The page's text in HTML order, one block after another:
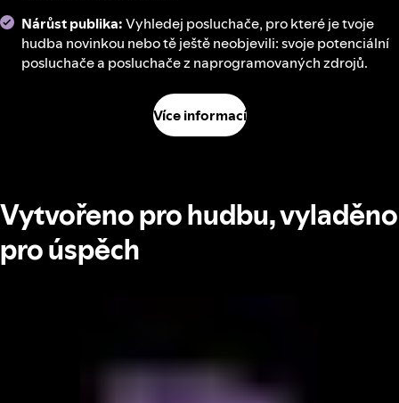
Nárůst publika:Vyhledej posluchače, pro které je tvoje
hudba novinkou nebo tě ještě neobjevili: svoje potenciální
posluchače a posluchače z naprogramovaných zdrojů.
Více informací
Vytvořeno pro hudbu, vyladěno
pro úspěch